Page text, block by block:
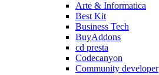
Arte & Informatica
Best Kit
Business Tech
BuyAddons
cd presta
Codecanyon
Community developer